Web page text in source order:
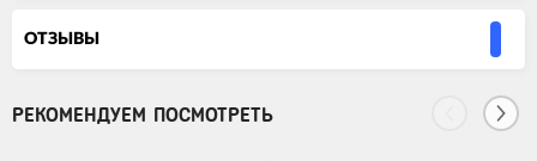
ОТЗЫВЫ
РЕКОМЕНДУЕМ ПОСМОТРЕТЬ